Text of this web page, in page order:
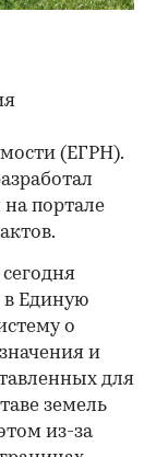
(ЕГРН).
портале
в Единую
о
и
для
земель
из-за